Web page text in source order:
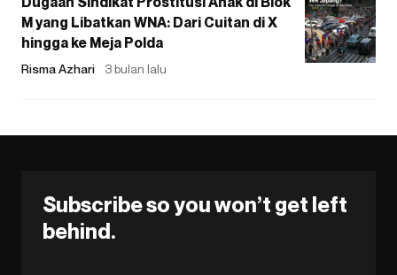
M yang Libatkan WNA: Dari Cuitan di X
hingga ke Meja Polda
Risma Azhari 3 bulan lalu
Subscribe so you won’t get left
behind.